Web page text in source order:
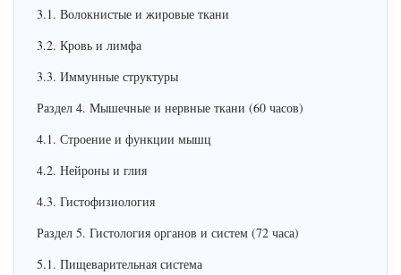
3.1. Волокнистые и жировые ткани
3.2. Кровь и лимфа
3.3. Иммунные структуры
Раздел 4. Мышечные и нервные ткани (60 часов)
4.1. Строение и функции мышц
4.2. Нейроны и глия
4.3. Гистофизиология
Раздел 5. Гистология органов и систем (72 часа)
5.1. Пищеварительная система